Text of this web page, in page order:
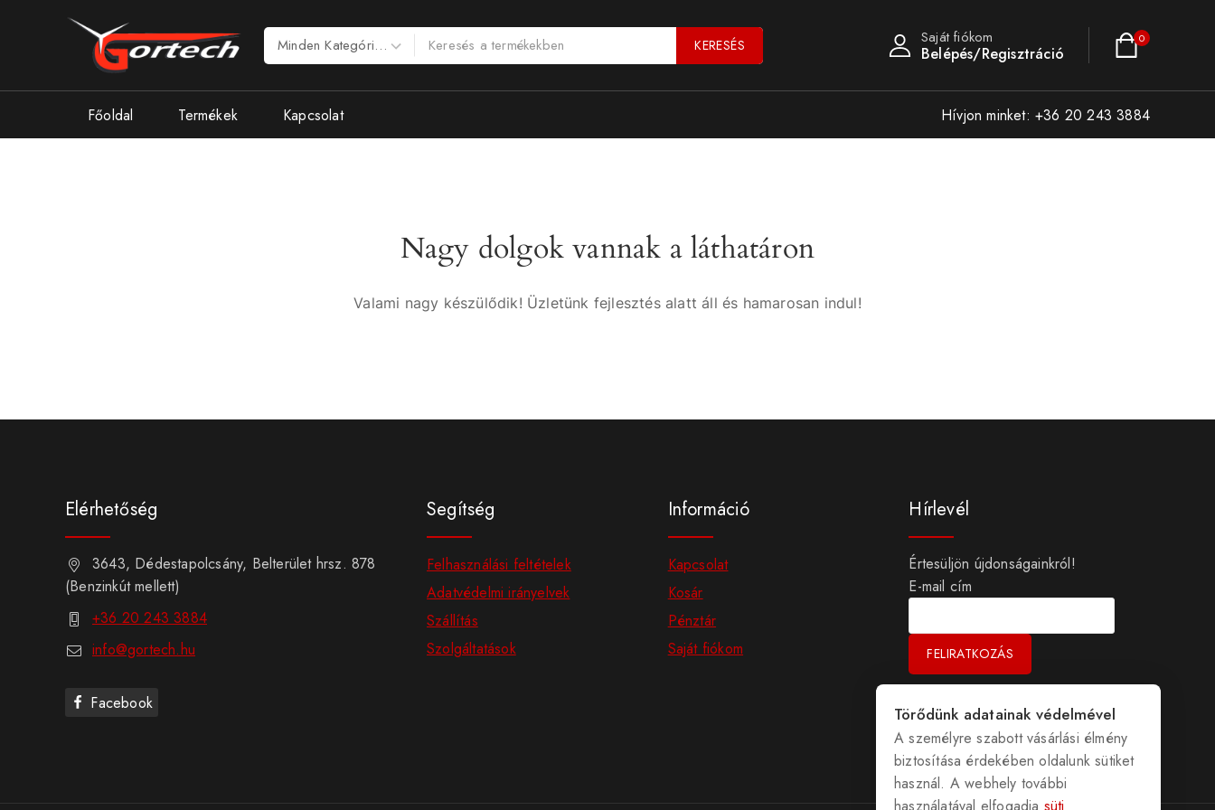
KERESÉS Saját fiókom
Belépés/Regisztráció
0
Főoldal Termékek Kapcsolat Hívjon minket: +36 20 243 3884
Nagy dolgok vannak a láthatáron
Valami nagy készülődik! Üzletünk fejlesztés alatt áll és hamarosan indul!
Elérhetőség
3643, Dédestapolcsány, Belterület hrsz. 878
(Benzinkút mellett)
+36 20 243 3884
info@gortech.hu
Facebook
Segítség
Felhasználási feltételek
Adatvédelmi irányelvek
Szállítás
Szolgáltatások
Információ
Kapcsolat
Kosár
Pénztár
Saját fiókom
Hírlevél
Értesüljön újdonságainkról!
E-mail cím
Törődünk adatainak védelmével
A személyre szabott vásárlási élmény
biztosítása érdekében oldalunk sütiket
használ. A webhely további